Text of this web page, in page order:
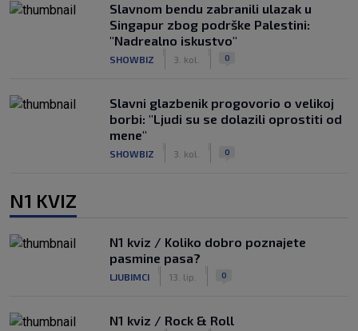
Slavnom bendu zabranili ulazak u
Singapur zbog podrške Palestini:
"Nadrealno iskustvo"
SHOWBIZ 3. kol. 0
Slavni glazbenik progovorio o velikoj
borbi: "Ljudi su se dolazili oprostiti od
mene"
SHOWBIZ 3. kol. 0
N1 KVIZ
N1 kviz / Koliko dobro poznajete
pasmine pasa?
LJUBIMCI 13. lip. 0
N1 kviz / Rock & Roll